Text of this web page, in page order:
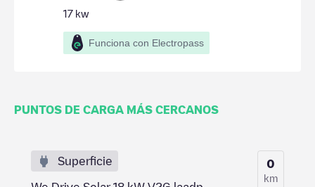
17 kw
Funciona con Electropass
PUNTOS DE CARGA MÁS CERCANOS
Superficie 0
km